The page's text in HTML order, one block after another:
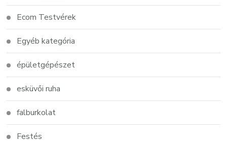
Ecom Testvérek
Egyéb kategória
épületgépészet
esküvői ruha
falburkolat
Festés